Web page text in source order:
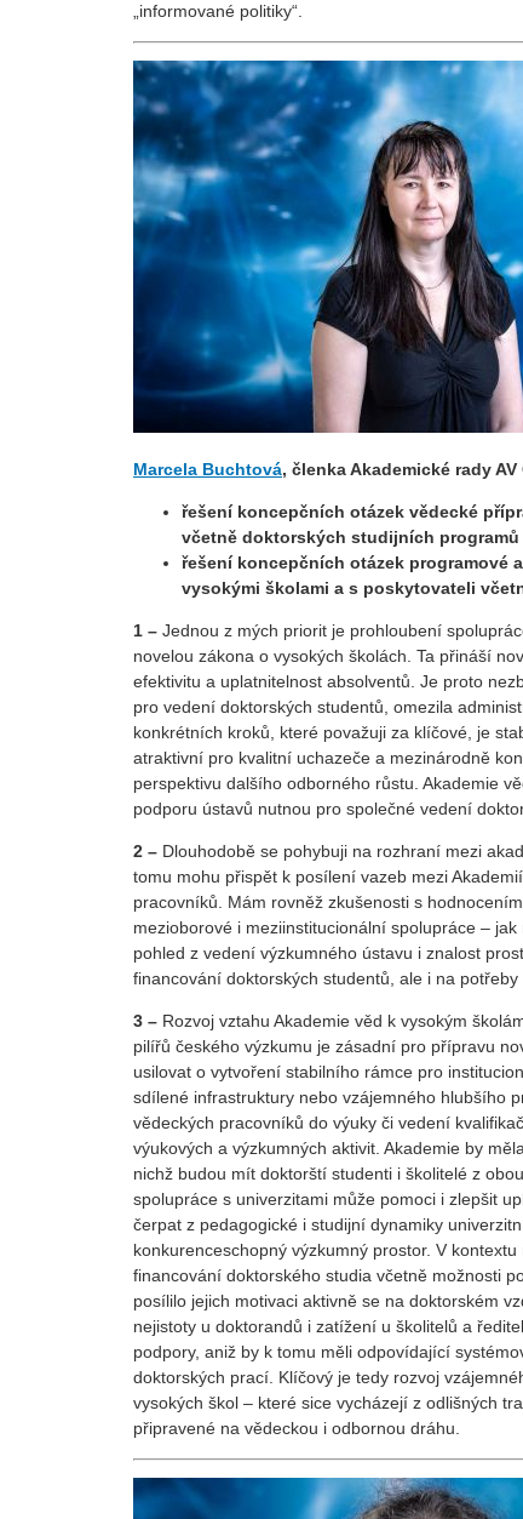
„informované politiky“.
Marcela Buchtová, členka Akademické rady
řešení koncepčních otázek vědecké
včetně doktorských studijních
řešení koncepčních otázek programové
vysokými školami a s poskytovateli
1 – Jednou z mých priorit je prohloubení
novelou zákona o vysokých školách. Ta přináší
efektivitu a uplatnitelnost absolventů. Je proto
pro vedení doktorských studentů, omezila
konkrétních kroků, které považuji za klíčové, je
atraktivní pro kvalitní uchazeče a mezinárodně
perspektivu dalšího odborného růstu. Akademie
podporu ústavů nutnou pro společné vedení
2 – Dlouhodobě se pohybuji na rozhraní mezi
tomu mohu přispět k posílení vazeb mezi
pracovníků. Mám rovněž zkušenosti s
mezioborové i meziinstitucionální spolupráce –
pohled z vedení výzkumného ústavu i znalost
financování doktorských studentů, ale i na
3 – Rozvoj vztahu Akademie věd k vysokým
pilířů českého výzkumu je zásadní pro přípravu
usilovat o vytvoření stabilního rámce pro
sdílené infrastruktury nebo vzájemného hlubšího
vědeckých pracovníků do výuky či vedení
výukových a výzkumných aktivit. Akademie by
nichž budou mít doktorští studenti i školitelé z
spolupráce s univerzitami může pomoci i zlepšit
čerpat z pedagogické i studijní dynamiky
konkurenceschopný výzkumný prostor. V
financování doktorského studia včetně možnosti
posílilo jejich motivaci aktivně se na doktorském
nejistoty u doktorandů i zatížení u školitelů a
podpory, aniž by k tomu měli odpovídající
doktorských prací. Klíčový je tedy rozvoj
vysokých škol – které sice vycházejí z odlišných
připravené na vědeckou i odbornou dráhu.